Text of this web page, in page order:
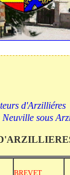
d'Arzilliéres
Neuville sous
BREVET